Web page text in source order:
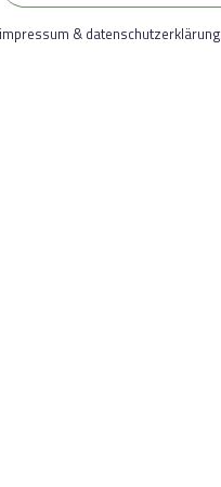
impressum & datenschutzerklärung